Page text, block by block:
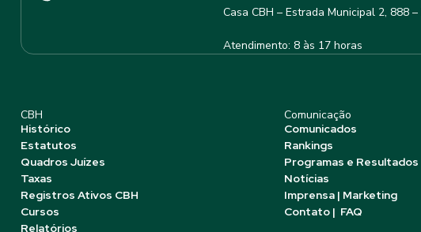
Casa CBH – Estrada Municipal 2, 888
Atendimento: 8 às 17 horas
CBH
Histórico
Estatutos
Quadros Juízes
Taxas
Registros Ativos CBH
Cursos
Relatórios
Comunicação
Comunicados
Rankings
Programas e Resultados
Notícias
Imprensa | Marketing
Contato | FAQ